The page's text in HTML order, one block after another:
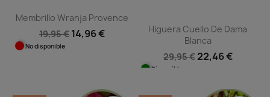
Membrillo Wranja Provence
19,95 € 14,96 €
No disponible
Higuera Cuello De Dama
Blanca
29,95 € 22,46 €
Disponible